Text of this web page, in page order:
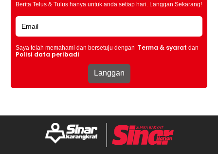
Berita Telus & Tulus hanya untuk anda setiap hari. Langgan Sekarang!
Saya telah memahami dan bersetuju dengan Terma & syarat dan
Polisi data peribadi